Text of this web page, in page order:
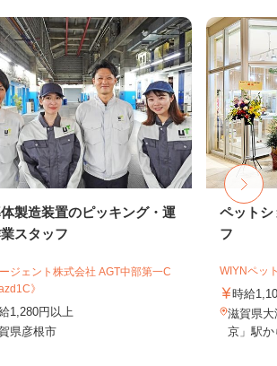
製造装置のピッキング・運
スタッフ
ジェント株式会社 AGT中部第一C
》
1,280円以上
県彦根市
ペットシ
フ
WIYNペッ
時給
滋賀県
京」駅